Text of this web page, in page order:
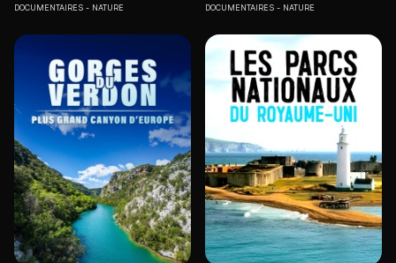
DOCUMENTAIRES NATURE DOCUMENTAIRES NATURE